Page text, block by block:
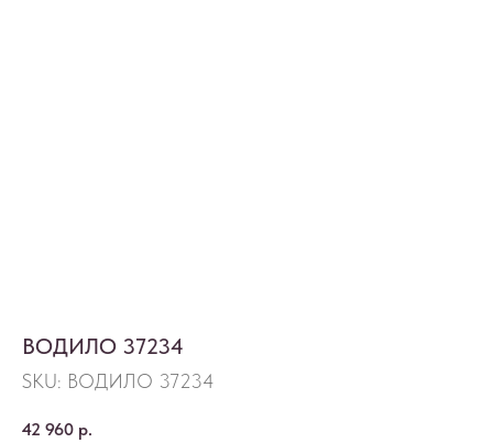
ВОДИЛО 37234
SKU: ВОДИЛО 37234
42 960 р.